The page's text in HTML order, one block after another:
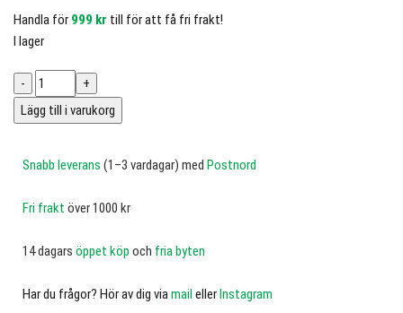
Handla för 999 kr till för att få fri frakt!
I lager
Lägg till i varukorg
Snabb leverans (1–3 vardagar) med Postnord
Fri frakt över 1000 kr
14 dagars öppet köp och fria byten
Har du frågor? Hör av dig viamail ellerInstagram